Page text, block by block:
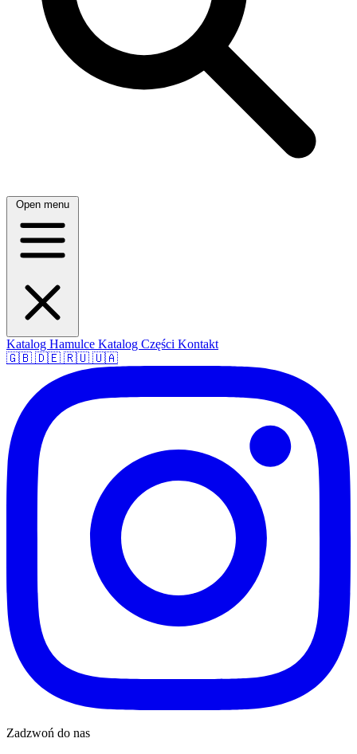
Open menu
Katalog Hamulce Katalog Części Kontakt
🇬🇧 🇩🇪 🇷🇺 🇺🇦
Zadzwoń do nas